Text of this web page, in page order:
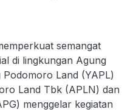
semangat
di lingkungan Agung
Land (YAPL)
Land Tbk (APLN) dan
menggelar kegiatan